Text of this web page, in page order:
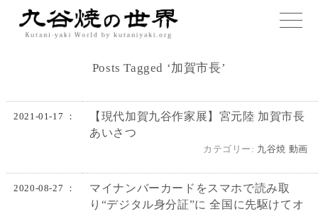
toggle
Posts Tagged ‘加賀市長’
2021-01-17 ：
【現代加賀九谷作家展】宮元陸 加賀市長
あいさつ
カテゴリー: 九谷焼 動画
2020-08-27 ：
マイナンバーカードをスマホで読み取
り“デジタル身分証”に 全国に先駆けてオ